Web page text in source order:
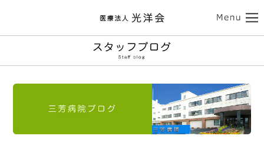
ココロの健康
三芳病院
トップ 外来受診のご案内
訪問看護のご案内
南房総ファミリアクリニック
診療のご案内
介護サービス
介護老人保健施設 光栄館